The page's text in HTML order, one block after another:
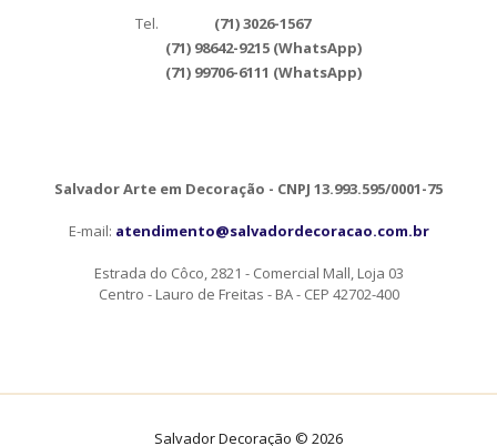
Tel.
(71) 3026-1567
(71) 98642-9215 (WhatsApp)
(71) 99706-6111 (WhatsApp)
Salvador Arte em Decoração - CNPJ 13.993.595/0001-75
E-mail: atendimento@salvadordecoracao.com.br
Estrada do Côco, 2821 - Comercial Mall, Loja 03
Centro - Lauro de Freitas - BA - CEP 42702-400
Salvador Decoração © 2026